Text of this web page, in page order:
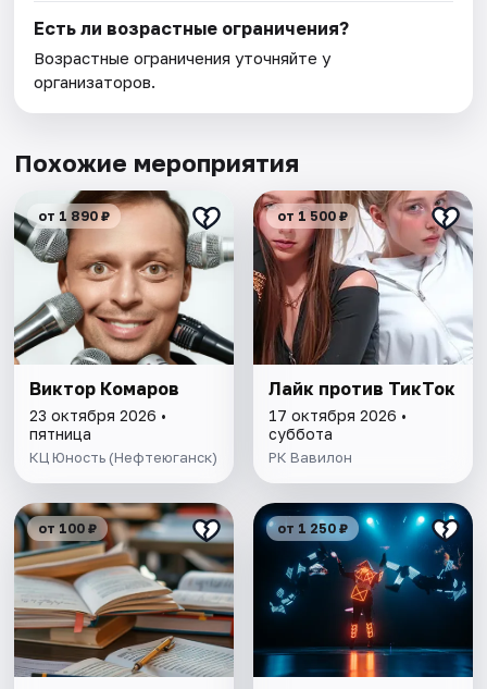
Есть ли возрастные ограничения?
Возрастные ограничения уточняйте у
организаторов.
Похожие мероприятия
от 1 890 ₽
Виктор Комаров
23 октября 2026 •
пятница
КЦ Юность (Нефтеюганск)
от 1 500 ₽
Лайк против ТикТок
17 октября 2026 •
суббота
РК Вавилон
от 100 ₽ от 1 250 ₽